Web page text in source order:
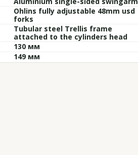
Ohlins fully adjustable 48mm usd
forks
Tubular steel Trellis frame
attached to the cylinders head
130 мм
149 мм